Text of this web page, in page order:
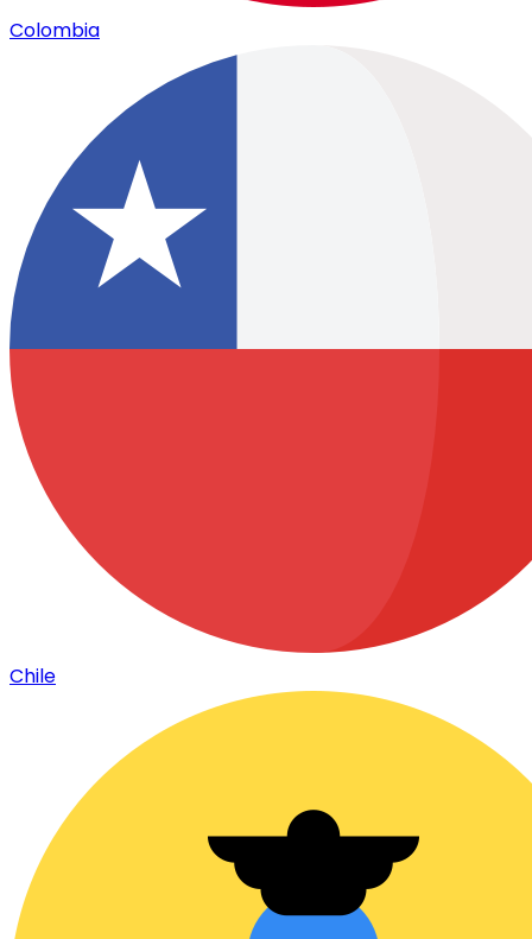
Colombia
Chile